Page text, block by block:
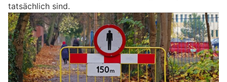
tatsächlich sind.